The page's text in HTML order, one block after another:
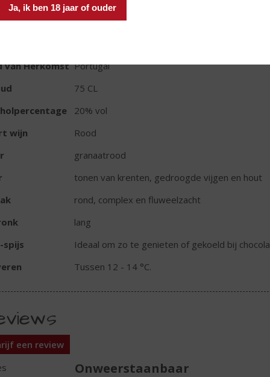
Ja, ik ben 18 jaar of ouder
van Herkomst Portugal
75 CL
20% vol
wijn
Rood
granaatrood
tonen van krenten, gedroogde vijgen en hout
rond, complex en fluweelzacht
lang
spijs
Ideaal om zo te genieten of gekoeld bij
Tussen 12 - 14 °C.
een review
Onweerstaanbaar